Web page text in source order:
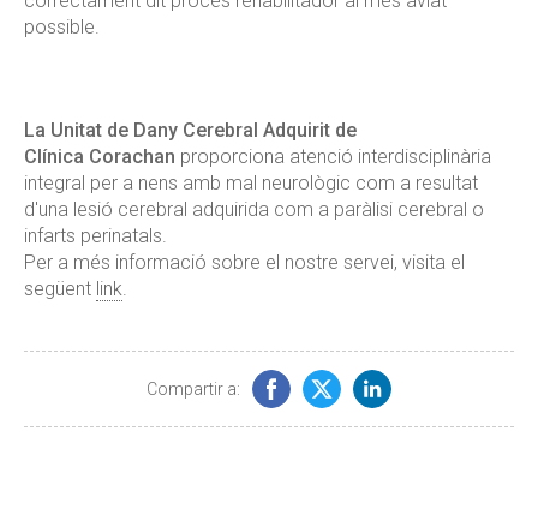
possible.
La Unitat de Dany Cerebral Adquirit de
Clínica Corachan proporciona atenció interdisciplinària
integral per a nens amb mal neurològic com a resultat
d'una lesió cerebral adquirida com a paràlisi cerebral o
infarts perinatals.
Per a més informació sobre el nostre servei, visita el
següent link.
Compartir a: